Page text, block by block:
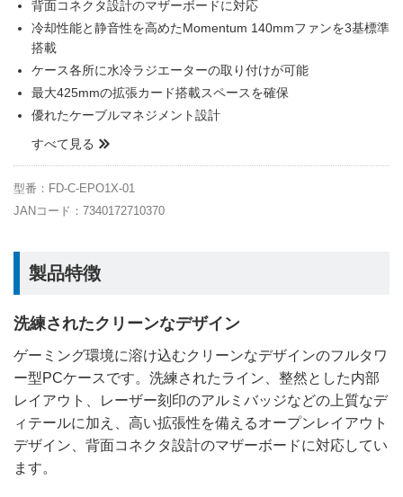
背面コネクタ設計のマザーボードに対応
冷却性能と静音性を高めたMomentum 140mmファンを3基標準
搭載
ケース各所に水冷ラジエーターの取り付けが可能
最大425mmの拡張カード搭載スペースを確保
優れたケーブルマネジメント設計
すべて見る
型番：FD-C-EPO1X-01
JANコード：7340172710370
製品特徴
洗練されたクリーンなデザイン
ゲーミング環境に溶け込むクリーンなデザインのフルタワ
ー型PCケースです。洗練されたライン、整然とした内部
レイアウト、レーザー刻印のアルミバッジなどの上質なデ
ィテールに加え、高い拡張性を備えるオープンレイアウト
デザイン、背面コネクタ設計のマザーボードに対応してい
ます。